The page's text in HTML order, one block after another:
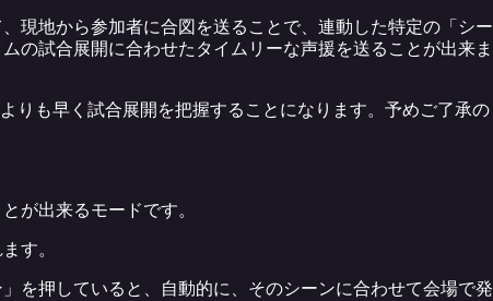
現地から参加者に合図を送ることで、連動した特定の「シー
の試合展開に合わせたタイムリーな声援を送ることが出来ま
りも早く試合展開を把握することになります。予めご了承の
が出来るモードです。
す。
を押していると、自動的に、そのシーンに合わせて会場で発